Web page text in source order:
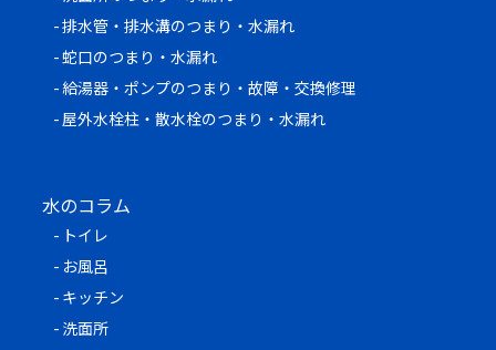
排水管・排水溝のつまり・水漏れ
蛇口のつまり・水漏れ
給湯器・ポンプのつまり・故障・交換修理
屋外水栓柱・散水栓のつまり・水漏れ
水のコラム
トイレ
お風呂
キッチン
洗面所